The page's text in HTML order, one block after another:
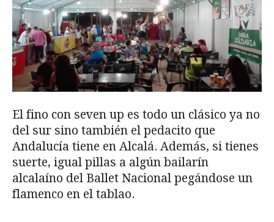
El fino con seven up es todo un clásico ya no
del sur sino también el pedacito que
Andalucía tiene en Alcalá. Además, si tienes
suerte, igual pillas a algún bailarín
alcalaíno del Ballet Nacional pegándose un
flamenco en el tablao.